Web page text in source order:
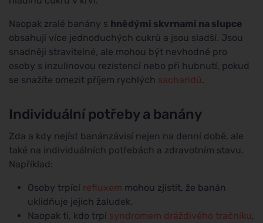
Naopak zralé banány s hnědými skvrnami na slupce
obsahují více jednoduchých cukrů a jsou sladší. Jsou
snadněji stravitelné, ale mohou být nevhodné pro
osoby s inzulinovou rezistencí nebo při hubnutí, pokud
se snažíte omezit příjem rychlých sacharidů.
Individuální potřeby a banány
Zda a kdy nejíst banánzávisí nejen na denní době, ale
také na individuálních potřebách a zdravotním stavu.
Například:
Osoby trpící refluxem mohou zjistit, že banán
uklidňuje jejich žaludek.
Naopak ti, kdo trpí syndromem dráždivého tračníku,